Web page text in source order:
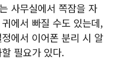
사무실에서 쪽잠을 자
에서 빠질 수도 있는데,
에서 이어폰 분리 시 알
필요가 있다.